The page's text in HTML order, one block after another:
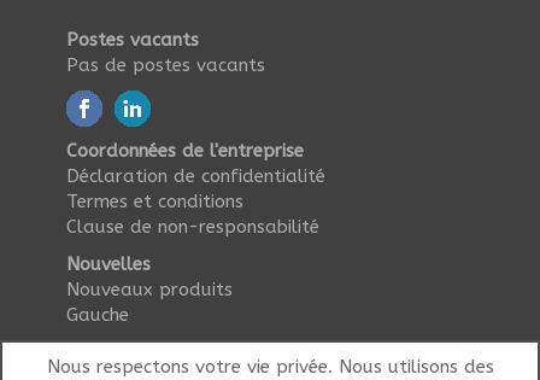
Postes vacants
Pas de postes vacants
Coordonnées de l'entreprise
Déclaration de confidentialité
Termes et conditions
Clause de non-responsabilité
Nouvelles
Nouveaux produits
Gauche
Nous respectons votre vie privée. Nous utilisons des